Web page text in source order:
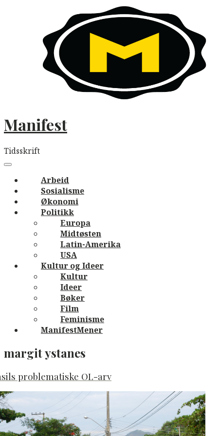
Manifest
Tidsskrift
navigation
Menu
Arbeid
Sosialisme
Økonomi
Politikk
Europa
Midtøsten
Latin-Amerika
USA
Kultur og Ideer
Kultur
Ideer
Bøker
Film
Feminisme
ManifestMener
margit ystanes
problematiske OL-arv